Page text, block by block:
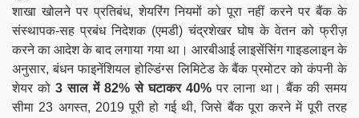
शाखा खोलने पर प्रतिबंध, शेयरिंग नियमों को पूरा नहीं करने पर बैंक के
संस्थापक-सह प्रबंध निदेशक (एमडी) चंद्रशेखर घोष के वेतन को फ्रीज़
करने का आदेश के बाद लगाया गया था। आरबीआई लाइसेंसिंग गाइडलाइन के
अनुसार, बंधन फाइनेंशियल होल्डिंग्स लिमिटेड के बैंक प्रमोटर को कंपनी के
शेयर को 3 साल में 82% से घटाकर 40% पर लाना था। बैंक की समय
सीमा 23 अगस्त, 2019 पूरी हो गई थी, जिसे बैंक पूरा करने में पूरी तरह